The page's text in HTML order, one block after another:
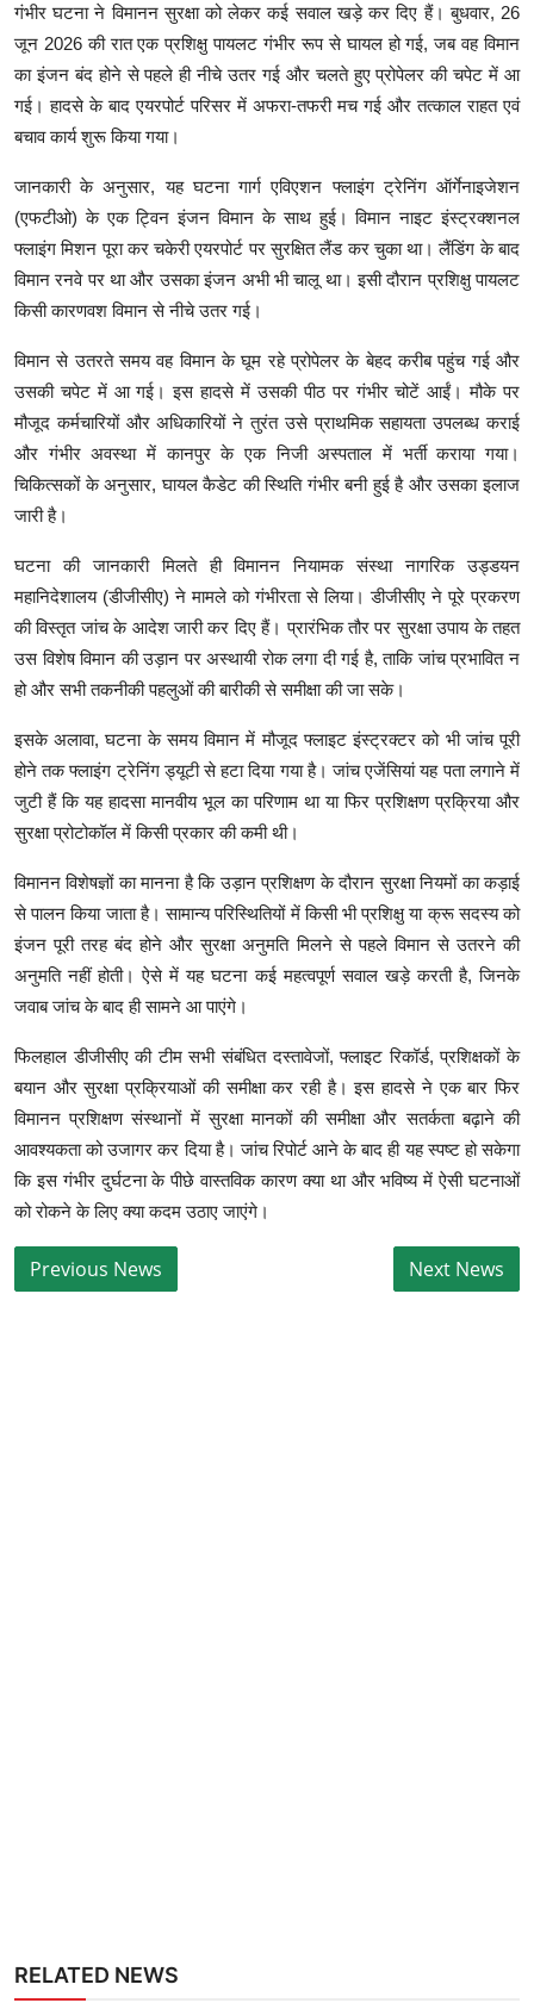
गंभीर घटना ने विमानन सुरक्षा को लेकर कई सवाल खड़े कर दिए हैं। बुधवार, 26
जून 2026 की रात एक प्रशिक्षु पायलट गंभीर रूप से घायल हो गई, जब वह विमान
का इंजन बंद होने से पहले ही नीचे उतर गई और चलते हुए प्रोपेलर की चपेट में आ
गई। हादसे के बाद एयरपोर्ट परिसर में अफरा-तफरी मच गई और तत्काल राहत एवं
बचाव कार्य शुरू किया गया।
जानकारी के अनुसार, यह घटना गार्ग एविएशन फ्लाइंग ट्रेनिंग ऑर्गेनाइजेशन
(एफटीओ) के एक ट्विन इंजन विमान के साथ हुई। विमान नाइट इंस्ट्रक्शनल
फ्लाइंग मिशन पूरा कर चकेरी एयरपोर्ट पर सुरक्षित लैंड कर चुका था। लैंडिंग के बाद
विमान रनवे पर था और उसका इंजन अभी भी चालू था। इसी दौरान प्रशिक्षु पायलट
किसी कारणवश विमान से नीचे उतर गई।
विमान से उतरते समय वह विमान के घूम रहे प्रोपेलर के बेहद करीब पहुंच गई और
उसकी चपेट में आ गई। इस हादसे में उसकी पीठ पर गंभीर चोटें आईं। मौके पर
मौजूद कर्मचारियों और अधिकारियों ने तुरंत उसे प्राथमिक सहायता उपलब्ध कराई
और गंभीर अवस्था में कानपुर के एक निजी अस्पताल में भर्ती कराया गया।
चिकित्सकों के अनुसार, घायल कैडेट की स्थिति गंभीर बनी हुई है और उसका इलाज
जारी है।
घटना की जानकारी मिलते ही विमानन नियामक संस्था नागरिक उड्डयन
महानिदेशालय (डीजीसीए) ने मामले को गंभीरता से लिया। डीजीसीए ने पूरे प्रकरण
की विस्तृत जांच के आदेश जारी कर दिए हैं। प्रारंभिक तौर पर सुरक्षा उपाय के तहत
उस विशेष विमान की उड़ान पर अस्थायी रोक लगा दी गई है, ताकि जांच प्रभावित न
हो और सभी तकनीकी पहलुओं की बारीकी से समीक्षा की जा सके।
इसके अलावा, घटना के समय विमान में मौजूद फ्लाइट इंस्ट्रक्टर को भी जांच पूरी
होने तक फ्लाइंग ट्रेनिंग ड्यूटी से हटा दिया गया है। जांच एजेंसियां यह पता लगाने में
जुटी हैं कि यह हादसा मानवीय भूल का परिणाम था या फिर प्रशिक्षण प्रक्रिया और
सुरक्षा प्रोटोकॉल में किसी प्रकार की कमी थी।
विमानन विशेषज्ञों का मानना है कि उड़ान प्रशिक्षण के दौरान सुरक्षा नियमों का कड़ाई
से पालन किया जाता है। सामान्य परिस्थितियों में किसी भी प्रशिक्षु या क्रू सदस्य को
इंजन पूरी तरह बंद होने और सुरक्षा अनुमति मिलने से पहले विमान से उतरने की
अनुमति नहीं होती। ऐसे में यह घटना कई महत्वपूर्ण सवाल खड़े करती है, जिनके
जवाब जांच के बाद ही सामने आ पाएंगे।
फिलहाल डीजीसीए की टीम सभी संबंधित दस्तावेजों, फ्लाइट रिकॉर्ड, प्रशिक्षकों के
बयान और सुरक्षा प्रक्रियाओं की समीक्षा कर रही है। इस हादसे ने एक बार फिर
विमानन प्रशिक्षण संस्थानों में सुरक्षा मानकों की समीक्षा और सतर्कता बढ़ाने की
आवश्यकता को उजागर कर दिया है। जांच रिपोर्ट आने के बाद ही यह स्पष्ट हो सकेगा
कि इस गंभीर दुर्घटना के पीछे वास्तविक कारण क्या था और भविष्य में ऐसी घटनाओं
को रोकने के लिए क्या कदम उठाए जाएंगे।
RELATED NEWS